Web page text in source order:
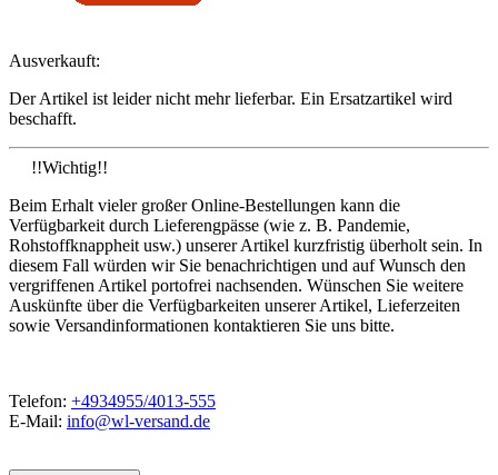
Ausverkauft:
Der Artikel ist leider nicht mehr lieferbar. Ein Ersatzartikel wird
beschafft.
!!Wichtig!!
Beim Erhalt vieler großer Online-Bestellungen kann die
Verfügbarkeit durch Lieferengpässe (wie z. B. Pandemie,
Rohstoffknappheit usw.) unserer Artikel kurzfristig überholt sein. In
diesem Fall würden wir Sie benachrichtigen und auf Wunsch den
vergriffenen Artikel portofrei nachsenden. Wünschen Sie weitere
Auskünfte über die Verfügbarkeiten unserer Artikel, Lieferzeiten
sowie Versandinformationen kontaktieren Sie uns bitte.
Telefon: +4934955/4013-555
E-Mail: info@wl-versand.de